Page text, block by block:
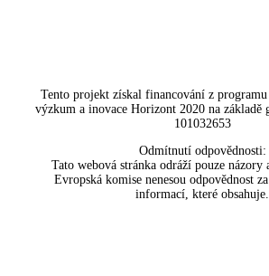
Tento projekt získal financování z
výzkum a inovace Horizont 2020 na základě
101032653
Odmítnutí odpovědnosti:
Tato webová stránka odráží pouze
Evropská komise nenesou odpovědnost
informací, které obsahuje.